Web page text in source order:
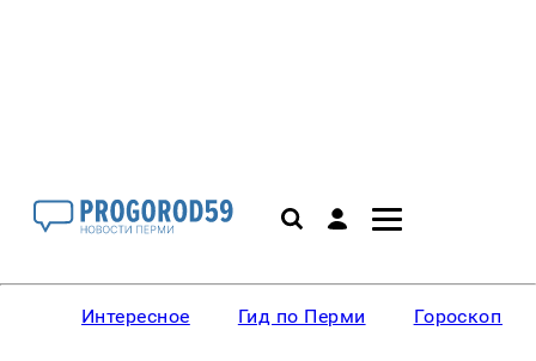
Интересное Гид по Перми Гороскопы